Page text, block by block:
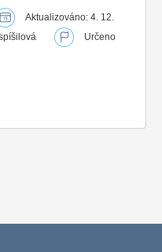
Aktualizováno: 4. 12.
Určeno